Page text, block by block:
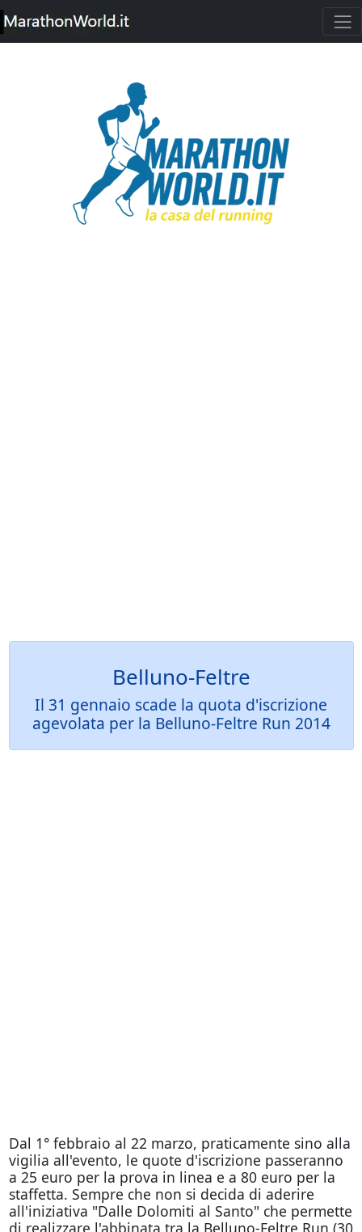
Belluno-Feltre
Il 31 gennaio scade la quota d'iscrizione
agevolata per la Belluno-Feltre Run 2014
Dal 1° febbraio al 22 marzo, praticamente sino alla
vigilia all'evento, le quote d'iscrizione passeranno
a 25 euro per la prova in linea e a 80 euro per la
staffetta. Sempre che non si decida di aderire
all'iniziativa "Dalle Dolomiti al Santo" che permette
di realizzare l'abbinata tra la Belluno-Feltre Run (30